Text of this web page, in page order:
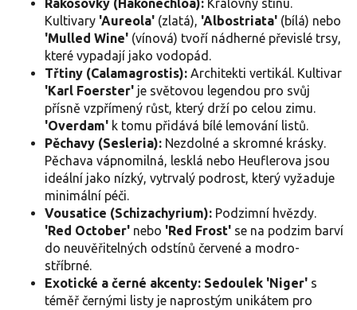
u
Rákosovky (Hakonechloa): Královny stínu.
Kultivary 'Aureola' (zlatá), 'Albostriata' (bílá) nebo
'Mulled Wine' (vínová) tvoří nádherné převislé trsy,
které vypadají jako vodopád.
Třtiny (Calamagrostis): Architekti vertikál. Kultivar
'Karl Foerster' je světovou legendou pro svůj
přísně vzpřímený růst, který drží po celou zimu.
'Overdam' k tomu přidává bílé lemování listů.
Pěchavy (Sesleria): Nezdolné a skromné krásky.
Pěchava vápnomilná, lesklá nebo Heuflerova jsou
ideální jako nízký, vytrvalý podrost, který vyžaduje
minimální péči.
Vousatice (Schizachyrium): Podzimní hvězdy.
'Red October' nebo 'Red Frost' se na podzim barví
do neuvěřitelných odstínů červené a modro-
stříbrné.
Exotické a černé akcenty: Sedoulek 'Niger' s
téměř černými listy je naprostým unikátem pro